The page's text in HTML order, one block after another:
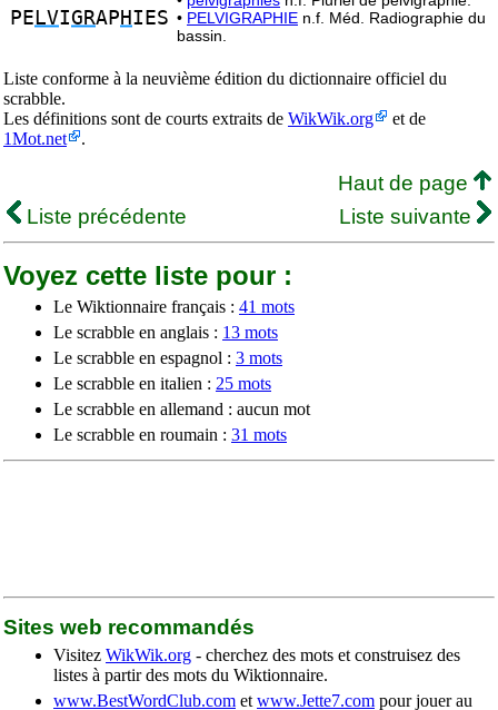
PE LVIGRAP H IES • PELVIGRAPHIE n.f. Méd. Radiographie du
bassin.
Liste conforme à la neuvième édition du dictionnaire officiel du
scrabble.
Les définitions sont de courts extraits de WikWik.org
et de
1Mot.net
.
Haut de page
Liste précédente
Liste suivante
Voyez cette liste pour :
Le Wiktionnaire français : 41 mots
Le scrabble en anglais : 13 mots
Le scrabble en espagnol : 3 mots
Le scrabble en italien : 25 mots
Le scrabble en allemand : aucun mot
Le scrabble en roumain : 31 mots
Sites web recommandés
Visitez WikWik.org - cherchez des mots et construisez des
listes à partir des mots du Wiktionnaire.
www.BestWordClub.com et www.Jette7.com pour jouer au